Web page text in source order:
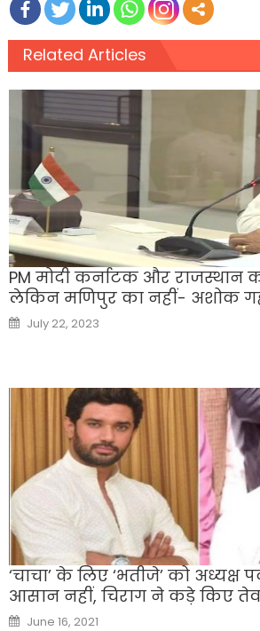
Related Articles
PM मोदी कर्नाटक और राजस्थान
लेकिन मणिपुर का नहीं- अशोक
Posted
on
July 22, 2023
‘चाचा’ के लिए ‘भतीजे’ को अध्यक्ष
आसान नहीं, चिराग ने कड़े किए
Posted
June 16, 2021